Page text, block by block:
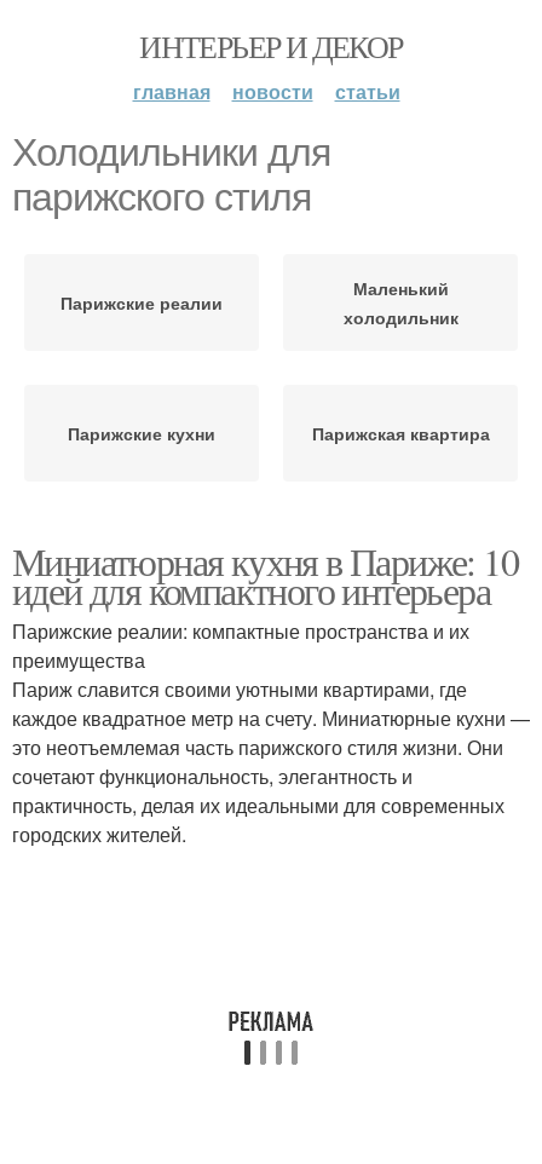
ИНТЕРЬЕР И ДЕКОР
главная новости статьи
Холодильники для
парижского стиля
Парижские реалии
Маленький
холодильник
Парижские кухни Парижская квартира
Миниатюрная кухня в Париже: 10
идей для компактного интерьера
Парижские реалии: компактные пространства и их
преимущества
Париж славится своими уютными квартирами, где
каждое квадратное метр на счету. Миниатюрные кухни —
это неотъемлемая часть парижского стиля жизни. Они
сочетают функциональность, элегантность и
практичность, делая их идеальными для современных
городских жителей.